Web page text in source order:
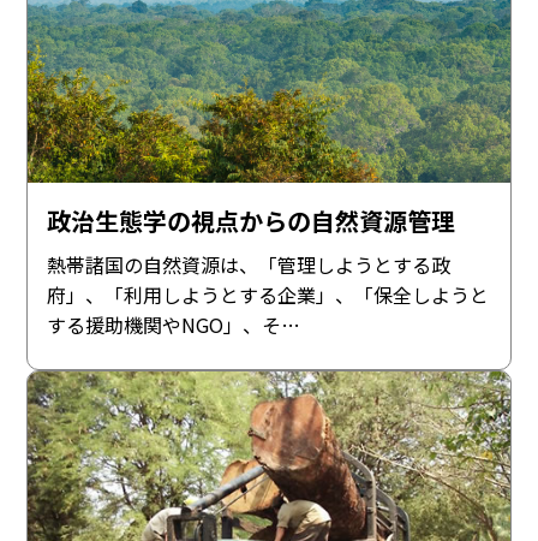
政治生態学の視点からの自然資源管理
熱帯諸国の自然資源は、「管理しようとする政
府」、「利用しようとする企業」、「保全しようと
する援助機関やNGO」、そ…